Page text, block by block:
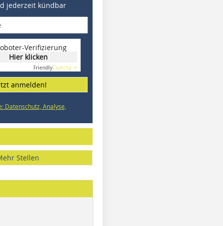
jederzeit kündbar
Verifizierung
Hier klicken
FriendlyCaptcha ⇗
anmelden!
Datenschutz, Analyse,
Stellen